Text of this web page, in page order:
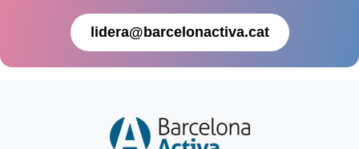
lidera@barcelonactiva.cat